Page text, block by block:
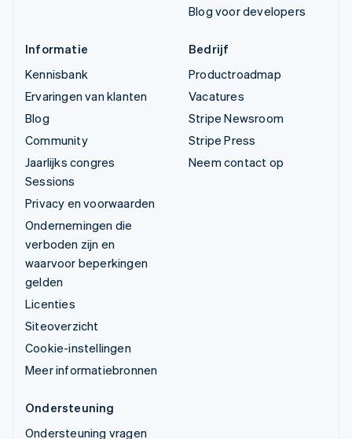
Blog voor developers
Informatie
Kennisbank
Ervaringen van klanten
Blog
Community
Jaarlijks congres
Sessions
Privacy en voorwaarden
Ondernemingen die
verboden zijn en
waarvoor beperkingen
gelden
Licenties
Siteoverzicht
Cookie-instellingen
Meer informatiebronnen
Bedrijf
Productroadmap
Vacatures
Stripe Newsroom
Stripe Press
Neem contact op
Ondersteuning
Ondersteuning vragen